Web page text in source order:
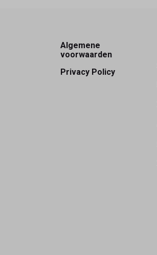
Footer
Algemene
voorwaarden
Privacy Policy